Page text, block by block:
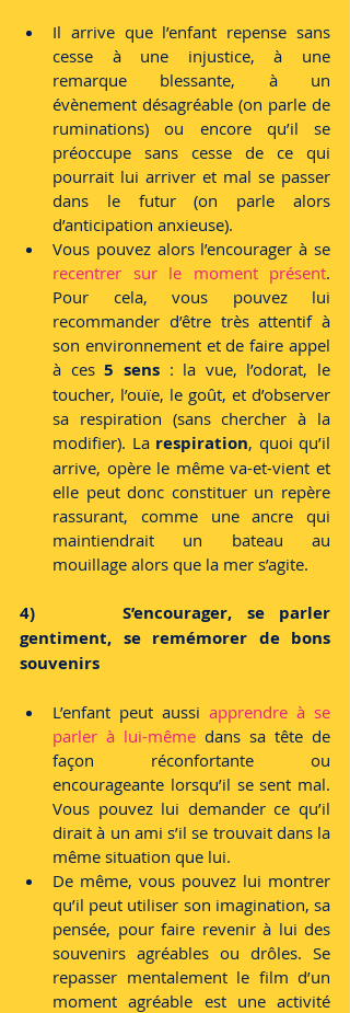
Il arrive que l’enfant repense sans
cesse à une injustice, à une
remarque blessante, à un
évènement désagréable (on parle de
ruminations) ou encore qu’il se
préoccupe sans cesse de ce qui
pourrait lui arriver et mal se passer
dans le futur (on parle alors
d’anticipation anxieuse).
recentrer sur le moment présent.
Pour cela, vous pouvez lui
recommander d’être très attentif à
son environnement et de faire appel
à ces 5 sens : la vue, l’odorat, le
toucher, l’ouïe, le goût, et d’observer
sa respiration (sans chercher à la
modifier). La respiration, quoi qu’il
arrive, opère le même va-et-vient et
elle peut donc constituer un repère
rassurant, comme une ancre qui
maintiendrait un bateau au
mouillage alors que la mer s’agite.
4)      S’encourager, se parler
gentiment, se remémorer de bons
souvenirs
L’enfant peut aussi apprendre à se
parler à lui-même dans sa tête de
façon réconfortante ou
encourageante lorsqu’il se sent mal.
Vous pouvez lui demander ce qu’il
dirait à un ami s’il se trouvait dans la
même situation que lui.
De même, vous pouvez lui montrer
qu’il peut utiliser son imagination, sa
pensée, pour faire revenir à lui des
souvenirs agréables ou drôles. Se
repasser mentalement le film d’un
moment agréable est une activité